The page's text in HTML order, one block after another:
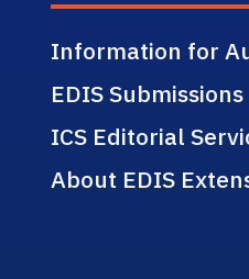
Information for
EDIS Submissions
ICS Editorial
About EDIS